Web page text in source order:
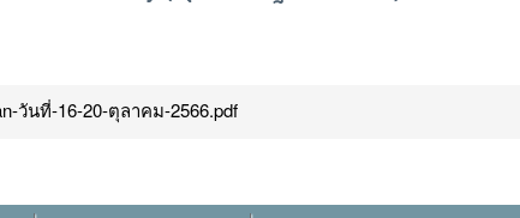
วันที่-16-20-ตุลาคม-2566.pdf